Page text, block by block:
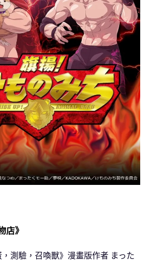
店》
測驗，召喚獸》漫畫版作者 まった